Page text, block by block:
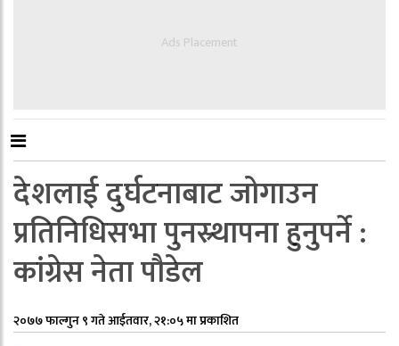
Ads Placement
देशलाई दुर्घटनाबाट जोगाउन
प्रतिनिधिसभा पुनस्र्थापना हुनुपर्ने :
कांग्रेस नेता पौडेल
२०७७ फाल्गुन ९ गते आईतवार, २१:०५ मा प्रकाशित